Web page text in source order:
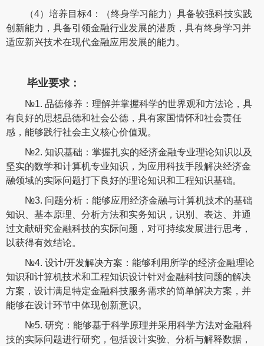
（4）培养目标4：（终身学习能力）具备较强科技实践
创新能力，具备引领金融行业发展的潜质，具有终身学习并
适应新兴技术在现代金融应用发展的能力。
毕业要求：
№1. 品德修养：理解并掌握科学的世界观和方法论，具
有良好的思想品德和社会公德，具有家国情怀和社会责任
感，能够践行社会主义核心价值观。
№2. 知识基础：掌握扎实的经济金融专业理论知识以及
坚实的数学和计算机专业知识，为应用科技手段解决经济金
融领域的实际问题打下良好的理论知识和工程知识基础。
№3. 问题分析：能够应用经济金融与计算机技术的基础
知识、基本原理、分析方法和实务知识，识别、表达、并通
过文献研究金融科技的实际问题，对可持续发展进行思考，
以获得有效结论。
№4. 设计/开发解决方案：能够利用所学的经济金融理论
知识和计算机技术和工程知识设计针对金融科技问题的解决
方案，设计满足特定金融科技服务需求的简单解决方案，并
能够在设计环节中体现创新意识。
№5. 研究：能够基于科学原理并采用科学方法对金融科
技的实际问题进行研究，包括设计实验、分析与解释数据，